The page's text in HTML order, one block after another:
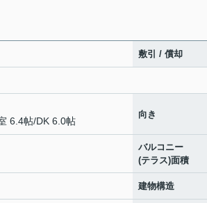
敷引 / 償却
6.4帖/DK 6.0帖
向き
バルコニー
(テラス)面積
建物構造